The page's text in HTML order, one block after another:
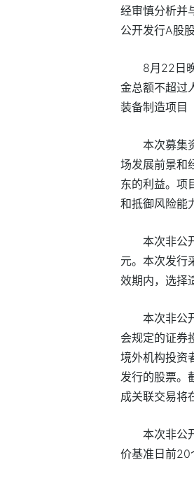
经审慎分析并
公开发行A股
8月22日
金总额不超过
装备制造项目
本次募集
场发展前景和
东的利益。项
和抵御风险能
本次非公
元。本次发行
效期内，选择
本次非公
会规定的证券
境外机构投资
发行的股票。
成关联交易将
本次非公
价基准日前20